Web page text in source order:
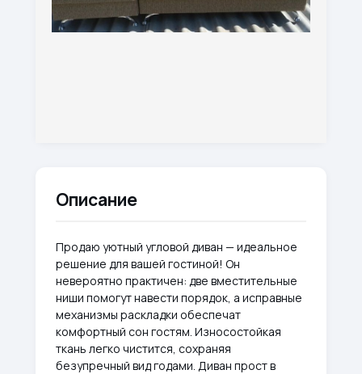
Описание
Продаю уютный угловой диван — идеальное
решение для вашей гостиной! Он
невероятно практичен: две вместительные
ниши помогут навести порядок, а исправные
механизмы раскладки обеспечат
комфортный сон гостям. Износостойкая
ткань легко чистится, сохраняя
безупречный вид годами. Диван прост в